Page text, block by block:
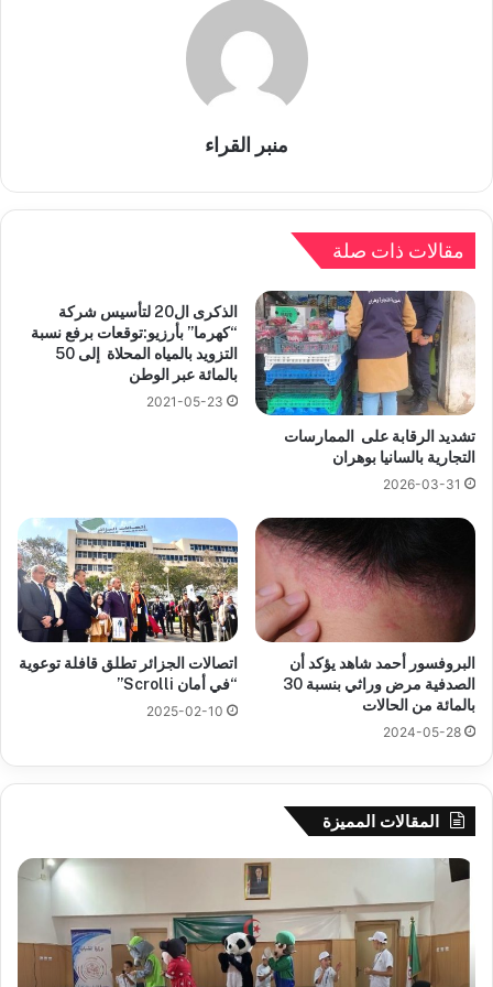
منبر القراء
مقالات ذات صلة
تشديد الرقابة على الممارسات
التجارية بالسانيا بوهران
2026-03-31
الذكرى ال20 لتأسيس شركة
“كهرما” بأرزيو:توقعات برفع نسبة
التزويد بالمياه المحلاة إلى 50
بالمائة عبر الوطن
2021-05-23
البروفسور أحمد شاهد يؤكد أن
الصدفية مرض وراثي بنسبة 30
بالمائة من الحالات
2024-05-28
اتصالات الجزائر تطلق قافلة توعوية
“في أمان Scrolli”
2025-02-10
المقالات المميزة
سحب
التمهيدي